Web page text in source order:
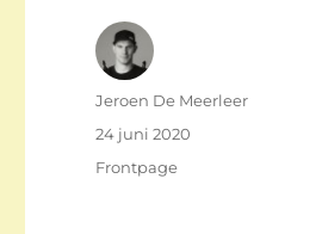
Auteur
Jeroen De Meerleer
Gepubliceerd
24 juni 2020
Categorieën
Frontpage